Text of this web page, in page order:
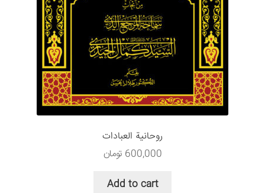
حساب کاربری من
سبد خرید
قوانین و مقررات
روحانیة العبادات
600,000 تومان
Add to cart